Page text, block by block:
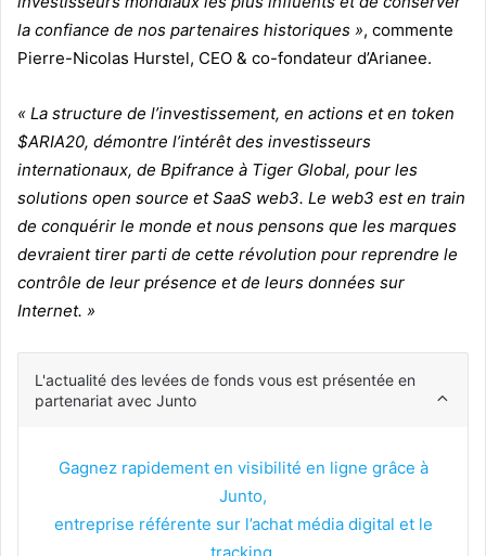
la confiance de nos partenaires historiques », commente
Pierre-Nicolas Hurstel, CEO & co-fondateur d’Arianee.
« La structure de l’investissement, en actions et en token
$ARIA20, démontre l’intérêt des investisseurs
internationaux, de Bpifrance à Tiger Global, pour les
solutions open source et SaaS web3. Le web3 est en train
de conquérir le monde et nous pensons que les marques
devraient tirer parti de cette révolution pour reprendre le
contrôle de leur présence et de leurs données sur
Internet. »
L'actualité des levées de fonds vous est présentée en
partenariat avec Junto
Gagnez rapidement en visibilité en ligne grâce à
Junto,
entreprise référente sur l’achat média digital et le